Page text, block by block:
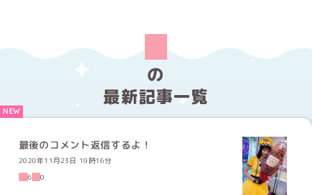
の
最新記事一覧
最後のコメント返信するよ！
2020年11月23日 19時16分
6
0